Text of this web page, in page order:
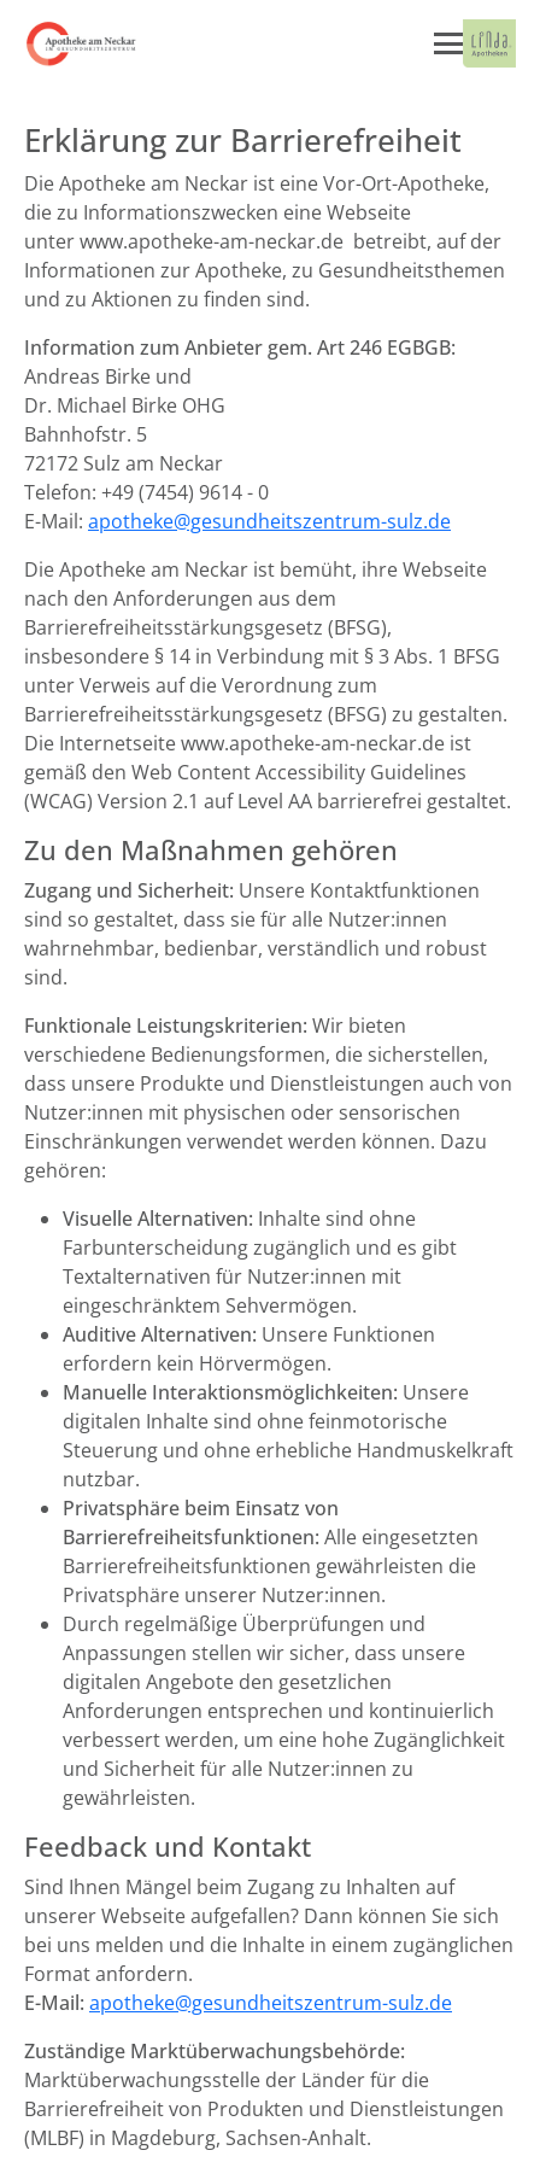
Erklärung zur Barrierefreiheit
Die Apotheke am Neckar ist eine Vor-Ort-Apotheke,
die zu Informationszwecken eine Webseite
unter www.apotheke-am-neckar.de betreibt, auf der
Informationen zur Apotheke, zu Gesundheitsthemen
und zu Aktionen zu finden sind.
Information zum Anbieter gem. Art 246 EGBGB:
Andreas Birke und
Dr. Michael Birke OHG
Bahnhofstr. 5
72172 Sulz am Neckar
Telefon: +49 (7454) 9614 - 0
E-Mail: apotheke@gesundheitszentrum-sulz.de
Die Apotheke am Neckar ist bemüht, ihre Webseite
nach den Anforderungen aus dem
Barrierefreiheitsstärkungsgesetz (BFSG),
insbesondere § 14 in Verbindung mit § 3 Abs. 1 BFSG
unter Verweis auf die Verordnung zum
Barrierefreiheitsstärkungsgesetz (BFSG) zu gestalten.
Die Internetseite www.apotheke-am-neckar.de ist
gemäß den Web Content Accessibility Guidelines
(WCAG) Version 2.1 auf Level AA barrierefrei gestaltet.
Zu den Maßnahmen gehören
Zugang und Sicherheit: Unsere Kontaktfunktionen
sind so gestaltet, dass sie für alle Nutzer:innen
wahrnehmbar, bedienbar, verständlich und robust
sind.
Funktionale Leistungskriterien: Wir bieten
verschiedene Bedienungsformen, die sicherstellen,
dass unsere Produkte und Dienstleistungen auch von
Nutzer:innen mit physischen oder sensorischen
Einschränkungen verwendet werden können. Dazu
gehören:
Visuelle Alternativen: Inhalte sind ohne
Farbunterscheidung zugänglich und es gibt
Textalternativen für Nutzer:innen mit
eingeschränktem Sehvermögen.
Auditive Alternativen: Unsere Funktionen
erfordern kein Hörvermögen.
Manuelle Interaktionsmöglichkeiten: Unsere
digitalen Inhalte sind ohne feinmotorische
Steuerung und ohne erhebliche Handmuskelkraft
nutzbar.
Privatsphäre beim Einsatz von
Barrierefreiheitsfunktionen: Alle eingesetzten
Barrierefreiheitsfunktionen gewährleisten die
Privatsphäre unserer Nutzer:innen.
Durch regelmäßige Überprüfungen und
Anpassungen stellen wir sicher, dass unsere
digitalen Angebote den gesetzlichen
Anforderungen entsprechen und kontinuierlich
verbessert werden, um eine hohe Zugänglichkeit
und Sicherheit für alle Nutzer:innen zu
gewährleisten.
Feedback und Kontakt
Sind Ihnen Mängel beim Zugang zu Inhalten auf
unserer Webseite aufgefallen? Dann können Sie sich
bei uns melden und die Inhalte in einem zugänglichen
Format anfordern.
E-Mail: apotheke@gesundheitszentrum-sulz.de
Zuständige Marktüberwachungsbehörde:
Marktüberwachungsstelle der Länder für die
Barrierefreiheit von Produkten und Dienstleistungen
(MLBF) in Magdeburg, Sachsen-Anhalt.